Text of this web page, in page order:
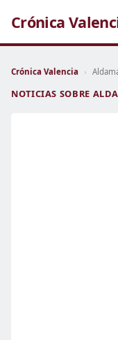
Crónica
Crónica Valencia ›
NOTICIAS SOBRE